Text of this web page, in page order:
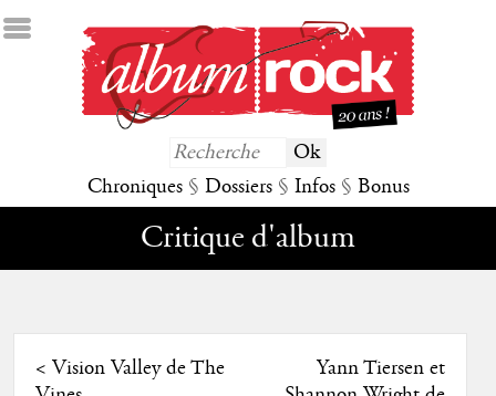
Chroniques § Dossiers § Infos § Bonus
Critique d'album
< Vision Valley de The
Yann Tiersen et